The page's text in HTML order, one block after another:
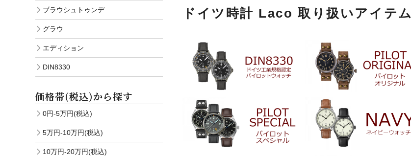
ドイツ時計 Laco 取り扱いアイテム
ブラウシュトゥンデ
グラウ
エディション
DIN8330
価格帯(税込)から探す
0円-5万円(税込)
5万円-10万円(税込)
10万円-20万円(税込)